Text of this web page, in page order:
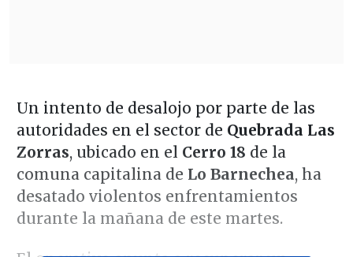
Un intento de desalojo por parte de las
autoridades en el sector de Quebrada Las
Zorras, ubicado en el Cerro 18 de la
comuna capitalina de Lo Barnechea, ha
desatado violentos enfrentamientos
durante la mañana de este martes.